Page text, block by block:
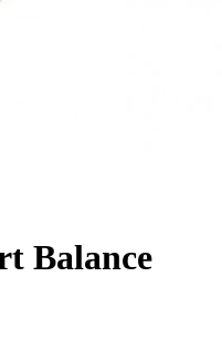
Balance